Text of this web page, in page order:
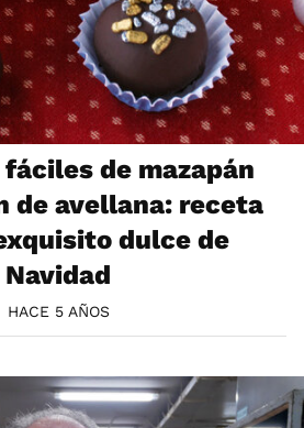
de mazapán
de avellana: receta
dulce de
Navidad
HACE 5 AÑOS